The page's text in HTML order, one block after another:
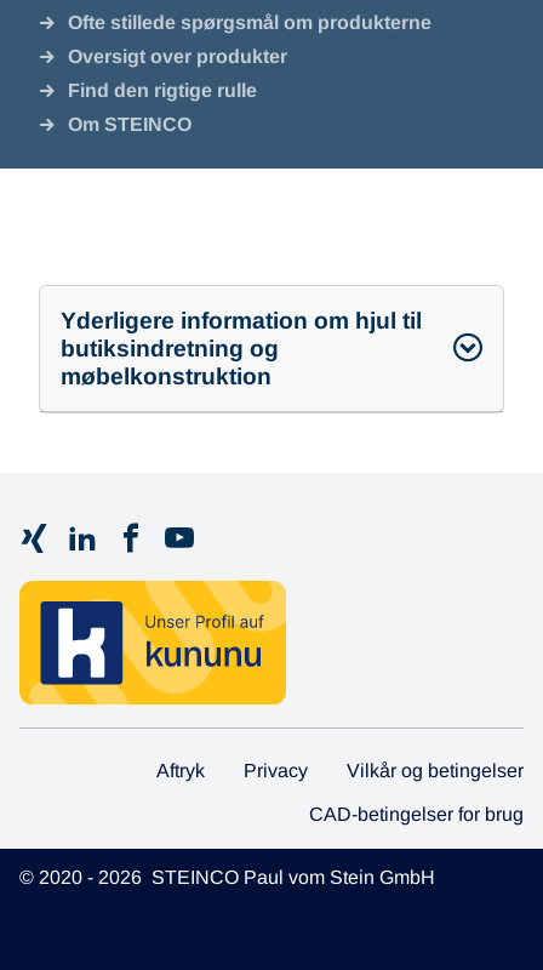
Ofte stillede spørgsmål om produkterne
Oversigt over produkter
Find den rigtige rulle
Om STEINCO
Yderligere information om hjul til
butiksindretning og
møbelkonstruktion
Aftryk Privacy Vilkår og betingelser
CAD-betingelser for brug
© 2020 - 2026 STEINCO Paul vom Stein GmbH